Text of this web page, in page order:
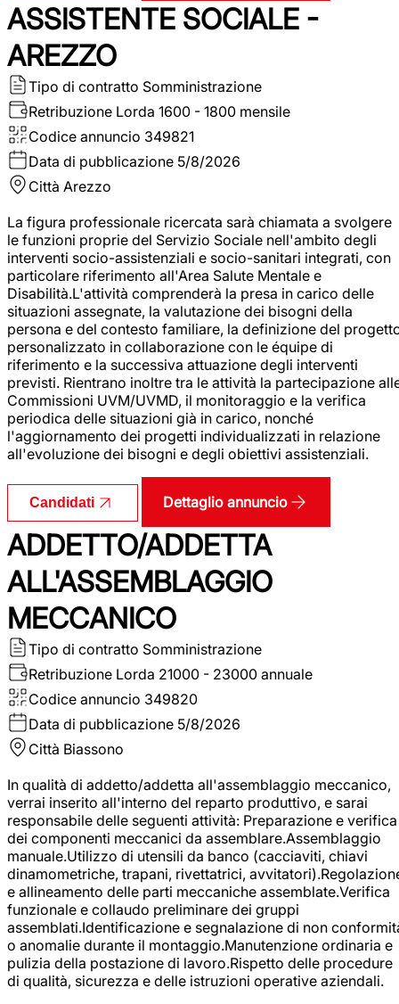
ASSISTENTE SOCIALE -
AREZZO
Tipo di contratto Somministrazione
Retribuzione Lorda 1600 - 1800 mensile
Codice annuncio 349821
Data di pubblicazione 5/8/2026
Città Arezzo
La figura professionale ricercata sarà chiamata a svolgere
le funzioni proprie del Servizio Sociale nell'ambito degli
interventi socio-assistenziali e socio-sanitari integrati, con
particolare riferimento all'Area Salute Mentale e
Disabilità.L'attività comprenderà la presa in carico delle
situazioni assegnate, la valutazione dei bisogni della
persona e del contesto familiare, la definizione del
personalizzato in collaborazione con le équipe di
riferimento e la successiva attuazione degli interventi
previsti. Rientrano inoltre tra le attività la partecipazione
Commissioni UVM/UVMD, il monitoraggio e la verifica
periodica delle situazioni già in carico, nonché
l'aggiornamento dei progetti individualizzati in relazione
all'evoluzione dei bisogni e degli obiettivi assistenziali.
Candidati Dettaglio annuncio
ADDETTO/ADDETTA
ALL'ASSEMBLAGGIO
MECCANICO
Tipo di contratto Somministrazione
Retribuzione Lorda 21000 - 23000 annuale
Codice annuncio 349820
Data di pubblicazione 5/8/2026
Città Biassono
In qualità di addetto/addetta all'assemblaggio meccanico,
verrai inserito all'interno del reparto produttivo, e sarai
responsabile delle seguenti attività: Preparazione e verifica
dei componenti meccanici da assemblare.Assemblaggio
manuale.Utilizzo di utensili da banco (cacciaviti, chiavi
dinamometriche, trapani, rivettatrici,
e allineamento delle parti meccaniche assemblate.Verifica
funzionale e collaudo preliminare dei gruppi
assemblati.Identificazione e segnalazione di non
o anomalie durante il montaggio.Manutenzione ordinaria e
pulizia della postazione di lavoro.Rispetto delle procedure
di qualità, sicurezza e delle istruzioni operative aziendali.